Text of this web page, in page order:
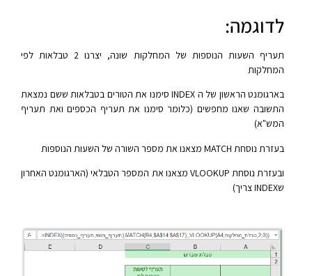
לדוגמה:
תעריף השעות הנוספות של המחלקות שונה, יצרנו 2 טבלאות לפי
המחלקות
בארגומנט הראשון של ה INDEX סימנו את הטורים בטבלאות ששם נמצאת
התשובה שאנו מחפשים (כלומר סימנו את תעריף הכספים ואת תעריף
המש"א)
בעזרת נוסחת MATCH מצאנו את מספר השורה של השעות הנוספות
ובעזרת נוסחת VLOOKUP מצאנו את המספר הטבלאי (הארגומנט האחרון
שINDEX צריך)